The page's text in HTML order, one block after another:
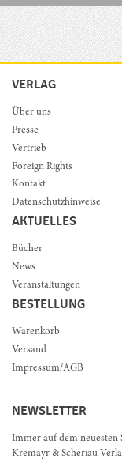
VERLAG
Über uns
Presse
Vertrieb
Foreign Rights
Kontakt
Datenschutzhinweise
AKTUELLES
Bücher
News
Veranstaltungen
BESTELLUNG
Warenkorb
Versand
Impressum/AGB
NEWSLETTER
Immer auf dem neuesten
Kremayr & Scheriau